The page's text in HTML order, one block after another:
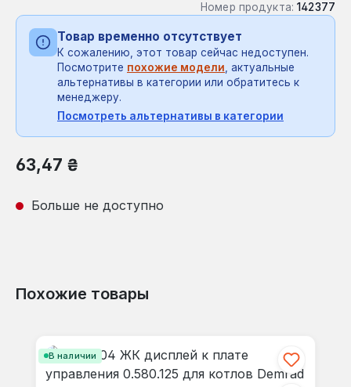
Номер продукта: 142377
Товар временно отсутствует
К сожалению, этот товар сейчас недоступен.
Посмотрите похожие модели , актуальные
альтернативы в категории или обратитесь к
менеджеру.
Посмотреть альтернативы в категории
Обычная цена:
63,47 ₴
Больше не доступно
Похожие товары
В наличии